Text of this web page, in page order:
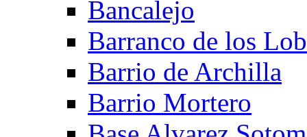
Bancalejo
Barranco de los
Barrio de Archilla
Barrio Mortero